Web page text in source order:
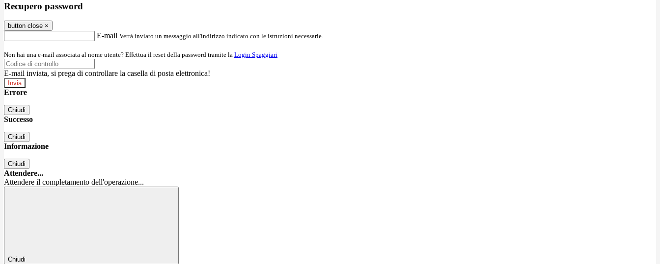
Recupero password
button close ×
E-mail Verrà inviato un messaggio all'indirizzo indicato con le istruzioni necessarie.
Non hai una e-mail associata al nome utente? Effettua il reset della password tramite la Login Spaggiari
E-mail inviata, si prega di controllare la casella di posta elettronica!
Errore
Chiudi
Successo
Chiudi
Informazione
Chiudi
Attendere...
Attendere il completamento dell'operazione...
Chiudi